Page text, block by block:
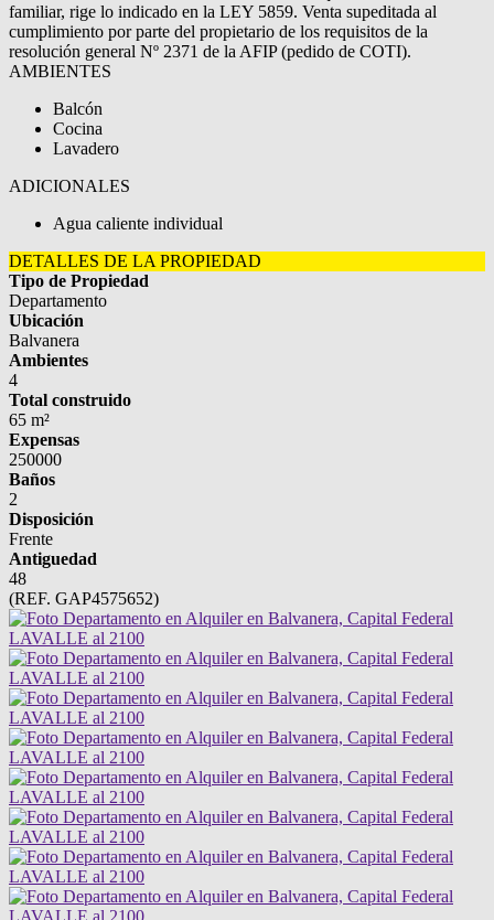
familiar, rige lo indicado en la LEY 5859. Venta supeditada al
cumplimiento por parte del propietario de los requisitos de la
resolución general Nº 2371 de la AFIP (pedido de COTI).
AMBIENTES
Balcón
Cocina
Lavadero
ADICIONALES
Agua caliente individual
DETALLES DE LA PROPIEDAD
Tipo de Propiedad
Departamento
Ubicación
Balvanera
Ambientes
4
Total construido
65 m²
Expensas
250000
Baños
2
Disposición
Frente
Antiguedad
48
(REF. GAP4575652)